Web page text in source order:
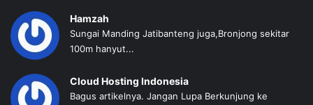
Hamzah
Sungai Manding Jatibanteng juga,Bronjong sekitar
100m hanyut...
Cloud Hosting Indonesia
Bagus artikelnya. Jangan Lupa Berkunjung ke